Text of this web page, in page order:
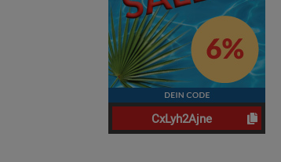
CxLyh2Ajne